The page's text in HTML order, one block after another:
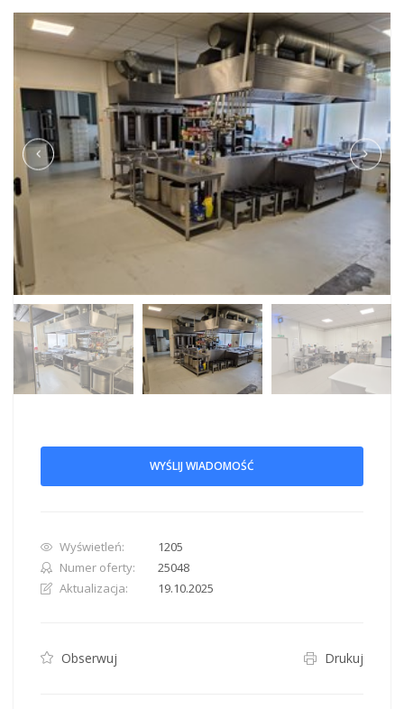
WYŚLIJ WIADOMOŚĆ
Wyświetleń:
1205
Numer oferty:
25048
Aktualizacja:
19.10.2025
Obserwuj Drukuj